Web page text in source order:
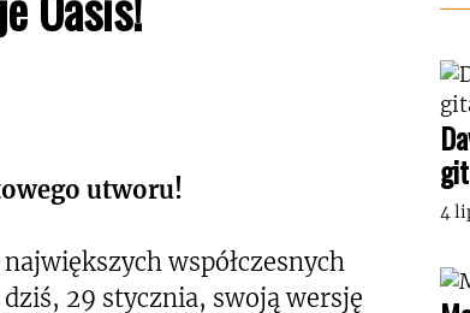
utworu!
współczesnych
29 stycznia, swoją wersję
4